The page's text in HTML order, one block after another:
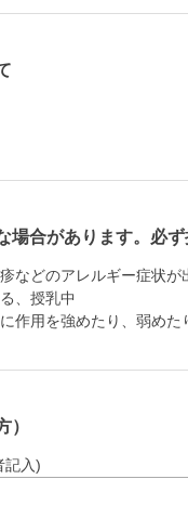
場合があります。必
などのアレルギー症状が
、授乳中
作用を強めたり、弱め
）
記入)